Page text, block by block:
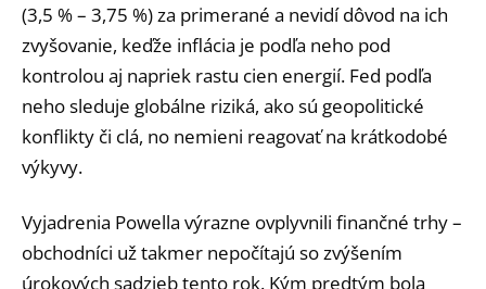
(3,5 % – 3,75 %) za primerané a nevidí dôvod na ich
zvyšovanie, keďže inflácia je podľa neho pod
kontrolou aj napriek rastu cien energií. Fed podľa
neho sleduje globálne riziká, ako sú geopolitické
konflikty či clá, no nemieni reagovať na krátkodobé
výkyvy.
Vyjadrenia Powella výrazne ovplyvnili finančné trhy –
obchodníci už takmer nepočítajú so zvýšením
úrokových sadzieb tento rok. Kým predtým bola